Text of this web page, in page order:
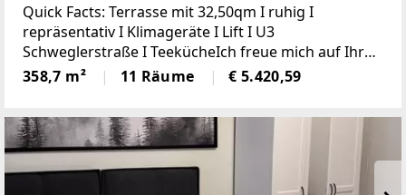
Quick Facts: Terrasse mit 32,50qm I ruhig I
repräsentativ I Klimageräte I Lift I U3
Schweglerstraße I TeekücheIch freue mich auf Ihren
Anruf!Irene Lindenberger, MSc 01/526 26 36 Auf
358,70qm präsentiert sich Ihnen hier ein originelles
358,7 m² 11 Räume € 5.420,59